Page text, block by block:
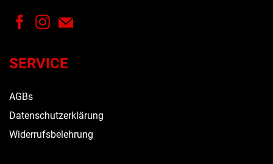
SERVICE
AGBs
Datenschutzerklärung
Widerrufsbelehrung